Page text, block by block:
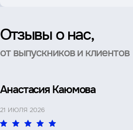
Отзывы о нас,
от выпускников и клиентов
Анастасия Каюмова
21 ИЮЛЯ 2026